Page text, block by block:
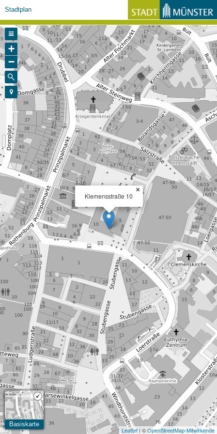
Stadtplan
Klemensstraße 10
×
+
−
Basiskarte
Leaflet| ©OpenStreetMap-Mitwirkende